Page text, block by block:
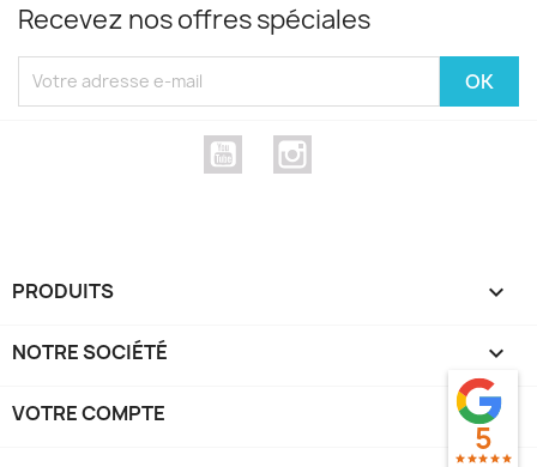
Recevez nos offres spéciales
YouTube
PRODUITS 
NOTRE SOCIÉTÉ 
VOTRE COMPTE 
5
star starstar star star